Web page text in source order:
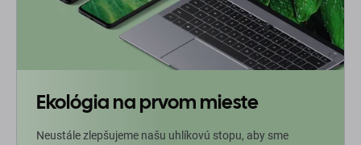
Ekológia na prvom mieste
Neustále zlepšujeme našu uhlíkovú stopu, aby sme